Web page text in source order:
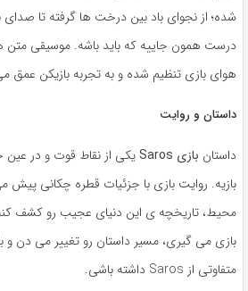
شده؛ از نجوای باد بین درخت ها گرفته تا
درست همون جاییه که باید باشه. موسیقی متن
هوای بازی تنظیم شده و به تجربه بازیکن عمق
داستان و روایت
داستان بازی Saros
یکی از نقاط قوت و در عین
بازیه. روایت بازی با جزئیات قطره چکانی پیش
محیط، تاریخچه ی این دنیای عجیب رو کشف
بازی می گیری، مسیر داستان رو تغییر می دن
متفاوتی از Saros داشته باشی.